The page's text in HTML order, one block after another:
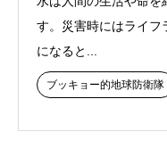
す。災害時にはライフ
になると...
ブッキョー的地球防衛隊